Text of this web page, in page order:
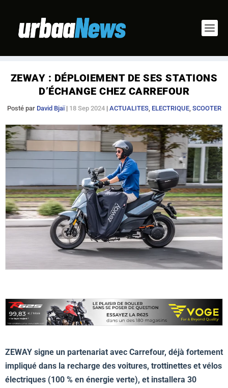
ZEWAY : DÉPLOIEMENT DE SES STATIONS
D’ÉCHANGE CHEZ CARREFOUR
Posté par David Bjaï| 18 Sep 2024| ACTUALITES, ELECTRIQUE, SCOOTER
ZEWAY signe un partenariat avec Carrefour, déjà fortement
impliqué dans la recharge des voitures, trottinettes et vélos
électriques (100 % en énergie verte), et installera 30